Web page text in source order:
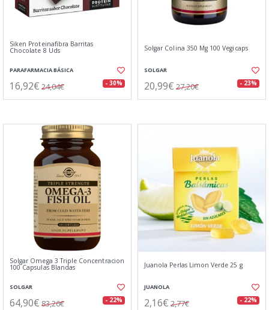
Siken Proteinafibra Barritas
Chocolate 8 Uds
PARAFARMACIA BÁSICA
16,92€ 24,04€ - 30%
Solgar Colina 350 Mg 100 Vegicaps
SOLGAR
20,99€ 27,20€ - 23%
Solgar Omega 3 Triple Concentracion
100 Capsulas Blandas
SOLGAR
64,90€ 83,26€ - 22%
Juanola Perlas Limon Verde 25 g
JUANOLA
2,16€ 2,77€ - 22%